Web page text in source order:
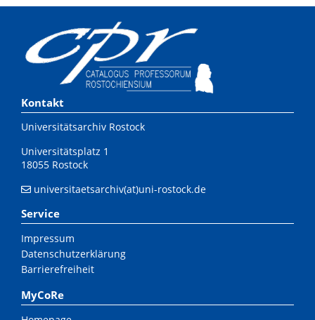
Kontakt
Universitätsarchiv Rostock
Universitätsplatz 1
18055 Rostock
universitaetsarchiv(at)uni-rostock.de
Service
Impressum
Datenschutzerklärung
Barrierefreiheit
MyCoRe